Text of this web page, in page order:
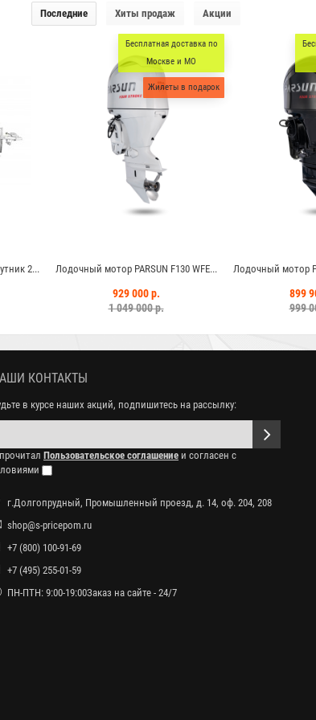
Последние Хиты продаж Акции
2...
Бесплатная доставка по
Москве и МО
Жилеты в подарок
Лодочный мотор PARSUN F130 WFE...
929 000 р.
1 049 000 р.
Лодочный мотор
899
999
КОНТАКТЫ
в курсе наших акций, подпишитесь на рассылку:
Пользовательское соглашение и согласен с
г.Долгопрудный, Промышленный проезд, д. 14, оф. 204, 208
shop@s-pricepom.ru
+7 (800) 100-91-69
+7 (495) 255-01-59
ПН-ПТН: 9:00-19:00Заказ на сайте - 24/7